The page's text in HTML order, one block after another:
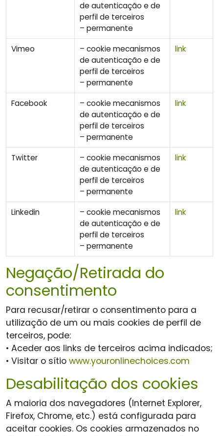
de autenticação e de
perfil de terceiros
– permanente
Vimeo
– cookie mecanismos
de autenticação e de
perfil de terceiros
– permanente
link
Facebook
– cookie mecanismos
de autenticação e de
perfil de terceiros
– permanente
link
Twitter
– cookie mecanismos
de autenticação e de
perfil de terceiros
– permanente
link
Linkedin
– cookie mecanismos
de autenticação e de
perfil de terceiros
– permanente
link
Negação/Retirada do
consentimento
Para recusar/retirar o consentimento para a
utilização de um ou mais cookies de perfil de
terceiros, pode:
• Aceder aos links de terceiros acima indicados;
• Visitar o sítio www.youronlinechoices.com
Desabilitação dos cookies
A maioria dos navegadores (Internet Explorer,
Firefox, Chrome, etc.) está configurada para
aceitar cookies. Os cookies armazenados no